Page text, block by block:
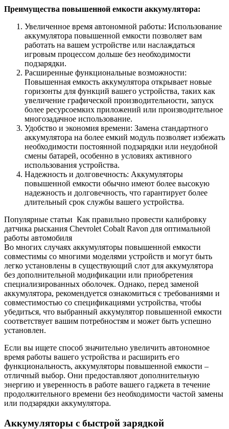
Преимущества повышенной емкости аккумулятора:
Увеличенное время автономной работы: Использование
аккумулятора повышенной емкости позволяет вам
работать на вашем устройстве или наслаждаться
игровым процессом дольше без необходимости
подзарядки.
Расширенные функциональные возможности:
Повышенная емкость аккумулятора открывает новые
горизонты для функций вашего устройства, таких как
увеличение графической производительности, запуск
более ресурсоемких приложений или производительное
многозадачное использование.
Удобство и экономия времени: Замена стандартного
аккумулятора на более емкий модуль позволяет избежать
необходимости постоянной подзарядки или неудобной
смены батарей, особенно в условиях активного
использования устройства.
Надежность и долговечность: Аккумуляторы
повышенной емкости обычно имеют более высокую
надежность и долговечность, что гарантирует более
длительный срок службы вашего устройства.
Популярные статьи Как правильно провести калибровку
датчика рыскания Chevrolet Cobalt Ravon для оптимальной
работы автомобиля
Во многих случаях аккумуляторы повышенной емкости
совместимы со многими моделями устройств и могут быть
легко установлены в существующий слот для аккумулятора
без дополнительной модификации или приобретения
специализированных оболочек. Однако, перед заменой
аккумулятора, рекомендуется ознакомиться с требованиями и
совместимостью со спецификациями устройства, чтобы
убедиться, что выбранный аккумулятор повышенной емкости
соответствует вашим потребностям и может быть успешно
установлен.
Если вы ищете способ значительно увеличить автономное
время работы вашего устройства и расширить его
функциональность, аккумуляторы повышенной емкости –
отличный выбор. Они предоставляют дополнительную
энергию и уверенность в работе вашего гаджета в течение
продолжительного времени без необходимости частой замены
или подзарядки аккумулятора.
Аккумуляторы с быстрой зарядкой